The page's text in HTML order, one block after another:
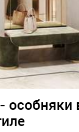
особняки